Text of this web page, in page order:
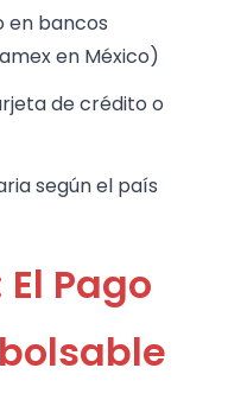
en bancos
en México)
de crédito o
según el país
Pago